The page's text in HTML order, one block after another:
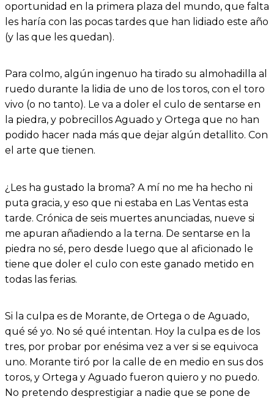
oportunidad en la primera plaza del mundo, que falta
les haría con las pocas tardes que han lidiado este año
(y las que les quedan).
Para colmo, algún ingenuo ha tirado su almohadilla al
ruedo durante la lidia de uno de los toros, con el toro
vivo (o no tanto). Le va a doler el culo de sentarse en
la piedra, y pobrecillos Aguado y Ortega que no han
podido hacer nada más que dejar algún detallito. Con
el arte que tienen.
¿Les ha gustado la broma? A mí no me ha hecho ni
puta gracia, y eso que ni estaba en Las Ventas esta
tarde. Crónica de seis muertes anunciadas, nueve si
me apuran añadiendo a la terna. De sentarse en la
piedra no sé, pero desde luego que al aficionado le
tiene que doler el culo con este ganado metido en
todas las ferias.
Si la culpa es de Morante, de Ortega o de Aguado,
qué sé yo. No sé qué intentan. Hoy la culpa es de los
tres, por probar por enésima vez a ver si se equivoca
uno. Morante tiró por la calle de en medio en sus dos
toros, y Ortega y Aguado fueron quiero y no puedo.
No pretendo desprestigiar a nadie que se pone de